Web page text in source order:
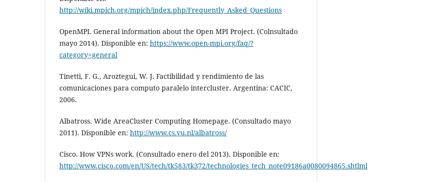
http://wiki.mpich.org/mpich/index.php/Frequently_Asked_Questions
OpenMPI. General information about the Open MPI Project. (Colnsultado
mayo 2014). Disponible en: https://www.open-mpi.org/faq/?
category=general
Tinetti, F. G., Aroztegui, W. J. Factibilidad y rendimiento de las
comunicaciones para computo paralelo intercluster. Argentina: CACIC,
2006.
Albatross. Wide AreaCluster Computing Homepage. (Consultado mayo
2011). Disponible en: http://www.cs.vu.nl/albatross/
Cisco. How VPNs work. (Consultado enero del 2013). Disponible en:
http://www.cisco.com/en/US/tech/tk583/tk372/technologies_tech_note09186a0080094865.shtlml